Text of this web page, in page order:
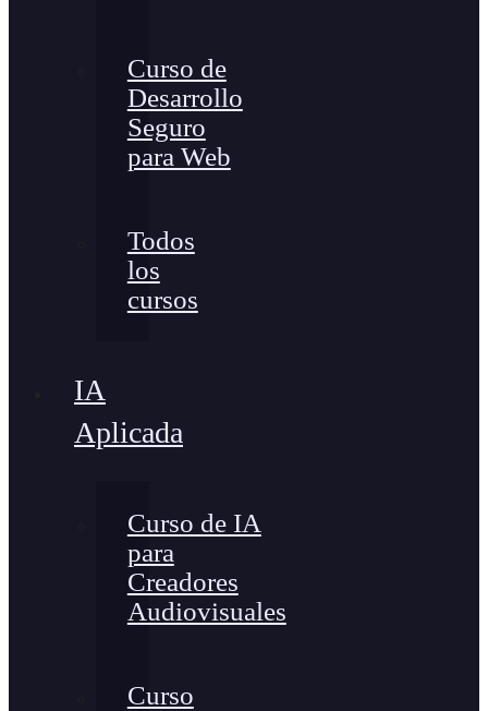
Curso de
Desarrollo
Seguro
para Web
Todos
los
cursos
IA
Aplicada
Curso de IA
para
Creadores
Audiovisuales
Curso